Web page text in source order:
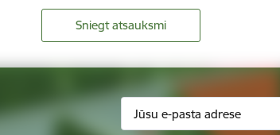
Sniegt atsauksmi